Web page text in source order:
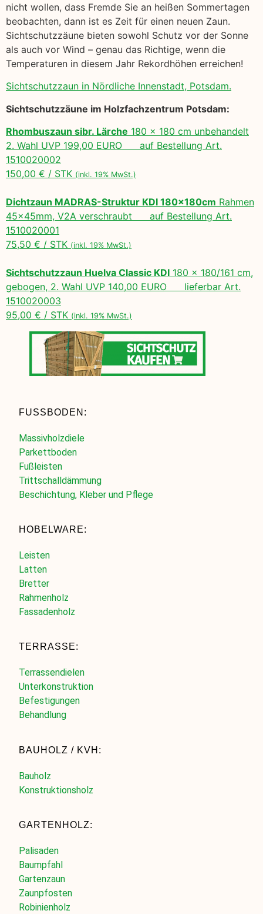
nicht wollen, dass Fremde Sie an heißen Sommertagen
beobachten, dann ist es Zeit für einen neuen Zaun.
Sichtschutzzäune bieten sowohl Schutz vor der Sonne
als auch vor Wind – genau das Richtige, wenn die
Temperaturen in diesem Jahr Rekordhöhen erreichen!
Sichtschutzzaun in Nördliche Innenstadt, Potsdam.
Sichtschutzzäune im Holzfachzentrum Potsdam:
Rhombuszaun sibr. Lärche 180 x 180 cm unbehandelt
2. Wahl UVP 199,00 EURO auf Bestellung Art.
1510020002
150,00 € / STK (inkl. 19% MwSt.)
Dichtzaun MADRAS-Struktur KDI 180x180cm Rahmen
45x45mm, V2A verschraubt auf Bestellung Art.
1510020001
75,50 € / STK (inkl. 19% MwSt.)
Sichtschutzzaun Huelva Classic KDI 180 x 180/161 cm,
gebogen, 2. Wahl UVP 140,00 EURO lieferbar Art.
1510020003
95,00 € / STK (inkl. 19% MwSt.)
FUSSBODEN:
Massivholzdiele
Parkettboden
Fußleisten
Trittschalldämmung
Beschichtung, Kleber und Pflege
HOBELWARE:
Leisten
Latten
Bretter
Rahmenholz
Fassadenholz
TERRASSE:
Terrassendielen
Unterkonstruktion
Befestigungen
Behandlung
BAUHOLZ / KVH:
Bauholz
Konstruktionsholz
GARTENHOLZ:
Palisaden
Baumpfahl
Gartenzaun
Zaunpfosten
Robinienholz